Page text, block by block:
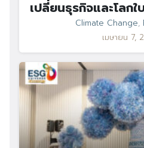
เปลี่ยนธุรกิจและโลกใ
Climate Change,
เมษายน 7,